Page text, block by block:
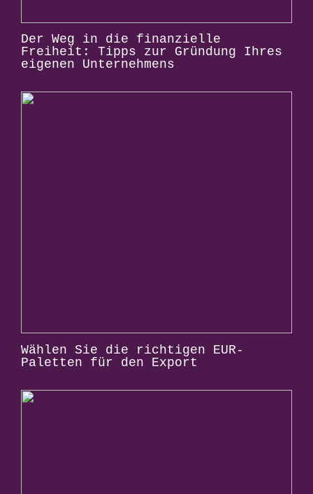
Der Weg in die finanzielle
Freiheit: Tipps zur Gründung Ihres
eigenen Unternehmens
Wählen Sie die richtigen EUR-
Paletten für den Export